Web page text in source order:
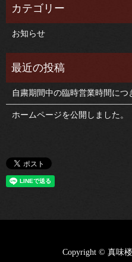
お知らせ
自粛期間中の臨時営業時間につ
ホームページを公開しました。
Copyright © 真味